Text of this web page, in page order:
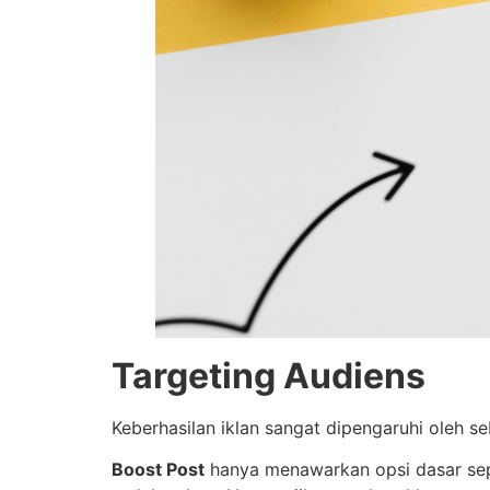
Targeting Audiens
Keberhasilan iklan sangat dipengaruhi oleh
Boost Post hanya menawarkan opsi dasar